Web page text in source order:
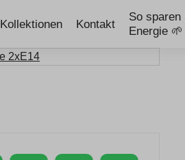
Kollektionen Kontakt
So sparen
Energie 🌱